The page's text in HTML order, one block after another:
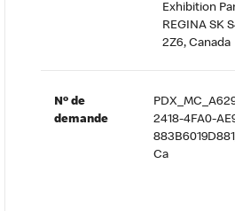
Exhibition
REGINA SK
2Z6, Canada
Nº de
demande
2418-4FA0-
Ca